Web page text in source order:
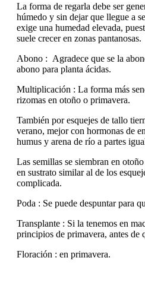
La forma de regarla debe ser
húmedo y sin dejar que llegue a
exige una humedad elevada,
suele crecer en zonas pantanosas.
Abono : Agradece que se la
abono para planta ácidas.
Multiplicación : La forma más
rizomas en otoño o primavera.
También por esquejes de tallo
verano, mejor con hormonas de
humus y arena de río a partes
Las semillas se siembran en
en sustrato similar al de los
complicada.
Poda : Se puede despuntar para
Transplante : Si la tenemos en
principios de primavera, antes de
Floración : en primavera.